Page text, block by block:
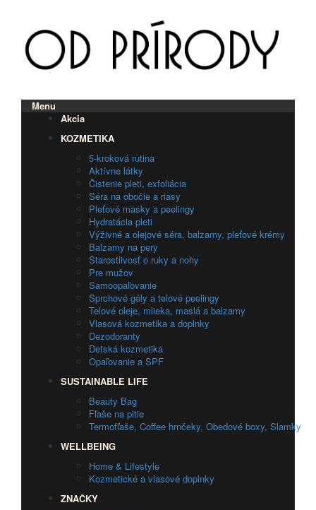
Menu
Akcia
KOZMETIKA
5-kroková rutina
Aktívne látky
Čistenie pleti, exfoliácia
Séra na obočie a riasy
Pleťové masky a peelingy
Hydratácia pleti
Výživné a olejové séra, balzamy, pleťové krémy
Balzamy na pery
Starostlivosť o ruky a nohy
Pre mužov
Samoopaľovanie
Sprchové gély a telové peelingy
Telové oleje, mlieka, maslá a balzamy
Vlasová kozmetika a doplnky
Dezodoranty
Detská kozmetika
Opaľovanie a SPF
SUSTAINABLE LIFE
Beauty Bag
Fľaše na pitie
Termofľaše, Coffee hrnčeky, Obedové boxy, Slamky
WELLBEING
Home & Lifestyle
Kozmetické a vlasové doplnky
ZNAČKY